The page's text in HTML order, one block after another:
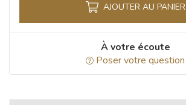
AJOUTER AU PANIER
À votre écoute
Poser votre question